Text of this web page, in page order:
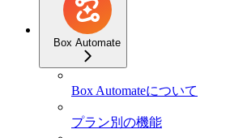
Box Automate
Box Automateについて
プラン別の機能